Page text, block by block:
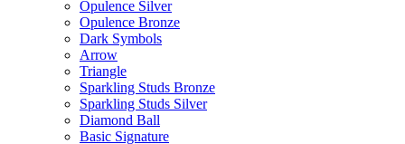
Opulence Silver
Opulence Bronze
Dark Symbols
Arrow
Triangle
Sparkling Studs Bronze
Sparkling Studs Silver
Diamond Ball
Basic Signature